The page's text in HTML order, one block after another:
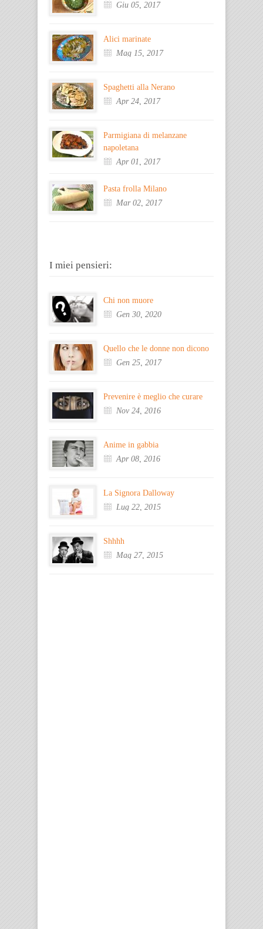
Giu 05, 2017
Alici marinate
Mag 15, 2017
Spaghetti alla Nerano
Apr 24, 2017
Parmigiana di melanzane
napoletana
Apr 01, 2017
Pasta frolla Milano
Mar 02, 2017
I miei pensieri:
Chi non muore
Gen 30, 2020
Quello che le donne non dicono
Gen 25, 2017
Prevenire è meglio che curare
Nov 24, 2016
Anime in gabbia
Apr 08, 2016
La Signora Dalloway
Lug 22, 2015
Shhhh
Mag 27, 2015